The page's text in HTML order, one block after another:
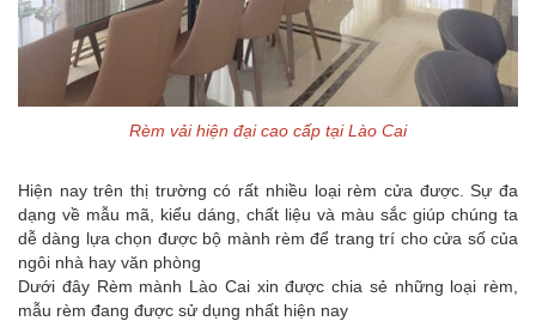
Rèm vải hiện đại cao cấp tại Lào Cai
Hiện nay trên thị trường có rất nhiều loại rèm cửa được. Sự đa
dạng về mẫu mã, kiểu dáng, chất liệu và màu sắc giúp chúng ta
dễ dàng lựa chọn được bộ mành rèm để trang trí cho cửa số của
ngôi nhà hay văn phòng
Dưới đây Rèm mành Lào Cai xin được chia sẻ những loại rèm,
mẫu rèm đang được sử dụng nhất hiện nay